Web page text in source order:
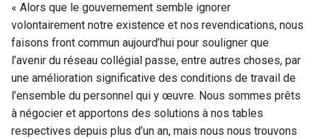
« Alors que le gouvernement semble ignorer
volontairement notre existence et nos revendications, nous
faisons front commun aujourd’hui pour souligner que
l’avenir du réseau collégial passe, entre autres choses, par
une amélioration significative des conditions de travail de
l’ensemble du personnel qui y œuvre. Nous sommes prêts
à négocier et apportons des solutions à nos tables
respectives depuis plus d’un an, mais nous nous trouvons